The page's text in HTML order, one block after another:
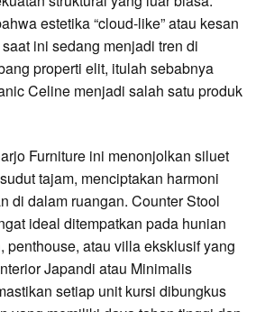
estetika “cloud-like” atau kesan
ini sedang menjadi tren di
properti elit, itulah sebabnya
Celine menjadi salah satu produk
Furniture ini menonjolkan siluet
tajam, menciptakan harmoni
di dalam ruangan. Counter Stool
ideal ditempatkan pada hunian
penthouse, atau villa eksklusif yang
Japandi atau Minimalis
setiap unit kursi dibungkus